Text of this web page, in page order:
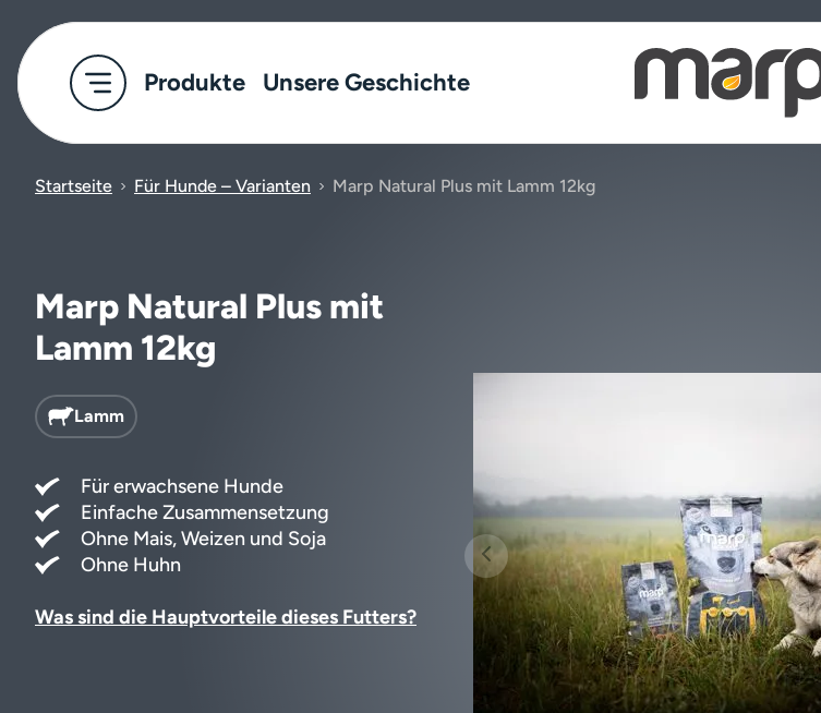
Produkte Unsere Geschichte
Startseite Für Hunde – Varianten Marp Natural Plus mit Lamm 12kg
Marp Natural Plus mit
Lamm 12kg
Lamm
Für erwachsene Hunde
Einfache Zusammensetzung
Ohne Mais, Weizen und Soja
Ohne Huhn
Was sind die Hauptvorteile dieses Futters?